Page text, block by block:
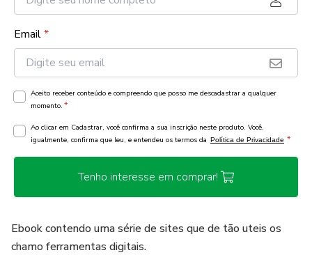
Email*
Aceito receber conteúdo e compreendo que posso me descadastrar a qualquer
momento. *
Ao clicar em Cadastrar, você confirma a sua inscrição neste produto. Você,
igualmente, confirma que leu, e entendeu os termos da Política de Privacidade *
Tenho interesse em comprar!
Ebook contendo uma série de sites que de tão uteis os
chamo ferramentas digitais.